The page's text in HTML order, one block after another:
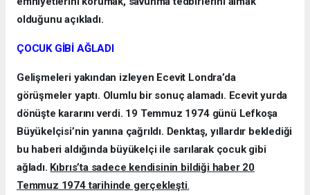
olduğunu açıkladı.
ÇOCUK GİBİ AĞLADI
Gelişmeleri yakından izleyen Ecevit Londra’da
görüşmeler yaptı. Olumlu bir sonuç alamadı. Ecevit yurda
dönüşte kararını verdi. 19 Temmuz 1974 günü Lefkoşa
Büyükelçisi’nin yanına çağrıldı. Denktaş, yıllardır beklediği
bu haberi aldığında büyükelçi ile sarılarak çocuk gibi
ağladı. Kıbrıs’ta sadece kendisinin bildiği haber 20
Temmuz 1974 tarihinde gerçekleşti.